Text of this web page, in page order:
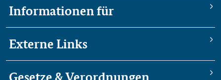
Informationen für
Externe Links